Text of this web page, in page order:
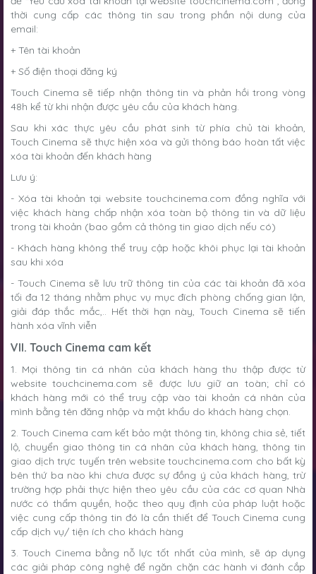
thời cung cấp các thông tin sau trong phần nội dung của
email:
+ Tên tài khoản
+ Số điện thoại đăng ký
Touch Cinema sẽ tiếp nhận thông tin và phản hồi trong vòng
48h kể từ khi nhận được yêu cầu của khách hàng.
Sau khi xác thực yêu cầu phát sinh từ phía chủ tài khoản,
Touch Cinema sẽ thực hiện xóa và gửi thông báo hoàn tất việc
xóa tài khoản đến khách hàng
Lưu ý:
- Xóa tài khoản tại website touchcinema.com đồng nghĩa với
việc khách hàng chấp nhận xóa toàn bộ thông tin và dữ liệu
trong tài khoản (bao gồm cả thông tin giao dịch nếu có)
- Khách hàng không thể truy cập hoặc khôi phục lại tài khoản
sau khi xóa
- Touch Cinema sẽ lưu trữ thông tin của các tài khoản đã xóa
tối đa 12 tháng nhằm phục vụ mục đích phòng chống gian lận,
giải đáp thắc mắc,.. Hết thời hạn này, Touch Cinema sẽ tiến
hành xóa vĩnh viễn
VII. Touch Cinema cam kết
1. Mọi thông tin cá nhân của khách hàng thu thập được từ
website touchcinema.com sẽ được lưu giữ an toàn; chỉ có
khách hàng mới có thể truy cập vào tài khoản cá nhân của
mình bằng tên đăng nhập và mật khẩu do khách hàng chọn.
2. Touch Cinema cam kết bảo mật thông tin, không chia sẻ, tiết
lộ, chuyển giao thông tin cá nhân của khách hàng, thông tin
giao dịch trực tuyến trên website touchcinema.com cho bất kỳ
bên thứ ba nào khi chưa được sự đồng ý của khách hàng, trừ
trường hợp phải thực hiện theo yêu cầu của các cơ quan Nhà
nước có thẩm quyền, hoặc theo quy định của pháp luật hoặc
việc cung cấp thông tin đó là cần thiết để Touch Cinema cung
cấp dịch vụ/ tiện ích cho khách hàng
3. Touch Cinema bằng nỗ lực tốt nhất của mình, sẽ áp dụng
các giải pháp công nghệ để ngăn chặn các hành vi đánh cắp